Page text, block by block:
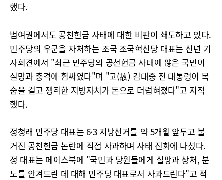
했다.
범여권에서도 공천헌금 사태에 대한 비판이 쇄도하고 있다.
민주당의 우군을 자처하는 조국 조국혁신당 대표는 신년 기
자회견에서 "최근 민주당의 공천헌금 사태에 많은 국민이
실망과 충격에 휩싸였다"며 "고(故) 김대중 전 대통령이 목
숨을 걸고 쟁취한 지방자치가 돈으로 더럽혀졌다"고 지적
했다.
정청래 민주당 대표는 6·3 지방선거를 약 5개월 앞두고 불
거진 공천헌금 논란에 직접 사과하며 사태 진화에 나섰다.
정 대표는 페이스북에 "국민과 당원들에게 실망과 상처, 분
노를 안겨드린 데 대해 민주당 대표로서 사과드린다"고 적